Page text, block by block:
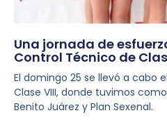
Una jornada de
Control Técnico de
El domingo 25 se llevó a cabo
Clase VIII, donde tuvimos
Benito Juárez y Plan Sexenal.